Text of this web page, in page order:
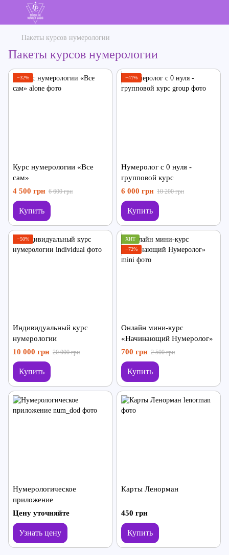
Пакеты курсов нумерологии
Пакеты курсов нумерологии
−32%
Курс нумерологии «Все
сам»
4 500 грн 6 600 грн
Купить
−41%
Нумеролог с 0 нуля -
групповой курс
6 000 грн 10 200 грн
Купить
−50%
Индивидуальный курс
нумерологии
10 000 грн 20 000 грн
Купить
ХИТ
−72%
Онлайн мини-курс
«Начинающий Нумеролог»
700 грн 2 500 грн
Купить
Нумерологическое
приложение
Цену уточняйте
Узнать цену
Карты Ленорман
450 грн
Купить